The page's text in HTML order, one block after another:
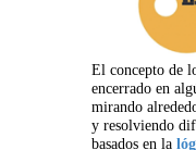
El concepto de
encerrado en
mirando
y resolviendo
basados en la